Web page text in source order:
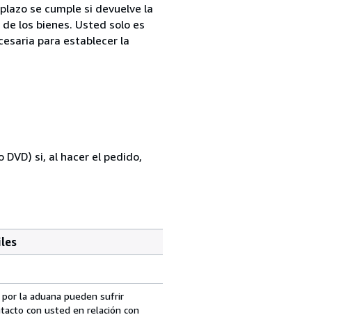
se cumple si devuelve la
los bienes. Usted solo es
para establecer la
si, al hacer el pedido,
la aduana pueden sufrir
con usted en relación con